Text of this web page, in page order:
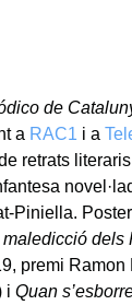
de
a RAC1 i a
retrats
Piniella.
maledicció dels
premi
iQuan